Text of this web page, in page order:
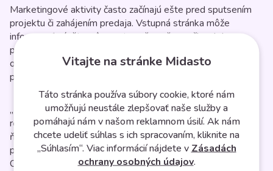
Marketingové aktivity často začínajú ešte pred sputsením
projektu či zahájením predaja. Vstupná stránka môže
informovať návštevníkov o tom, že vaša značka alebo
produkt príde „Už čoskoro“. Súčasťou stránky môže byť
odpočítavanie, informácie o spoločnosti a výzva na
prihlásenie k odberu noviniek.
„Pristávacia“ stránka by mala priamo nadväzovať na
reklamný text, alebo odkaz, prostredníctvom ktorého sa na
ňu návštevník dostane. Mala by byť dynamická, aktívne a
pôsobivo človeka k niečomu nabádať a obsahovať jasné
CTA.
Vitajte na stránke Midasto
Táto stránka používa súbory cookie, ktoré nám
umožňujú neustále zlepšovať naše služby a
pomáhajú nám v našom reklamnom úsilí. Ak nám
chcete udeliť súhlas s ich spracovaním, kliknite na
„Súhlasím“. Viac informácií nájdete v Zásadách
ochrany osobných údajov.